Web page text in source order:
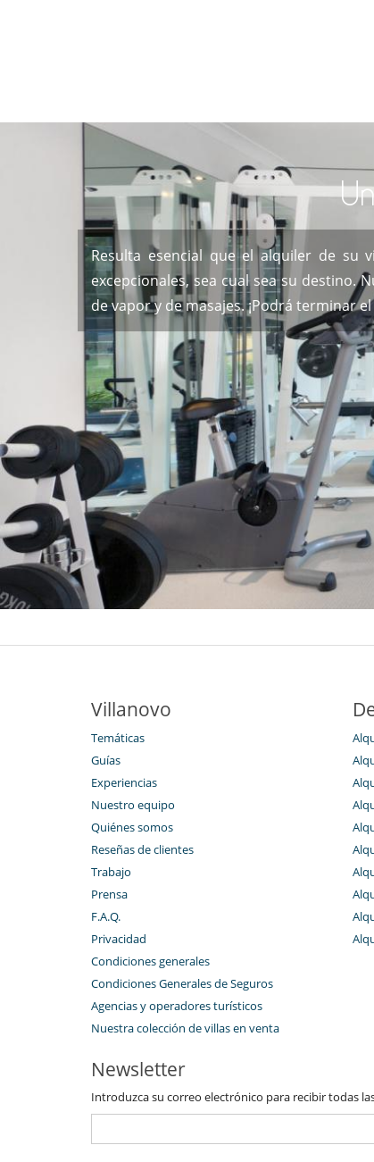
Resulta esencial que el alquiler de su
excepcionales, sea cual sea su destino.
de vapor y de masajes. ¡Podrá terminar
Villanovo
Temáticas
Guías
Experiencias
Nuestro equipo
Quiénes somos
Reseñas de clientes
Trabajo
Prensa
F.A.Q.
Privacidad
Condiciones generales
Condiciones Generales de Seguros
Agencias y operadores turísticos
Nuestra colección de villas en venta
Newsletter
Introduzca su correo electrónico para recibir todas